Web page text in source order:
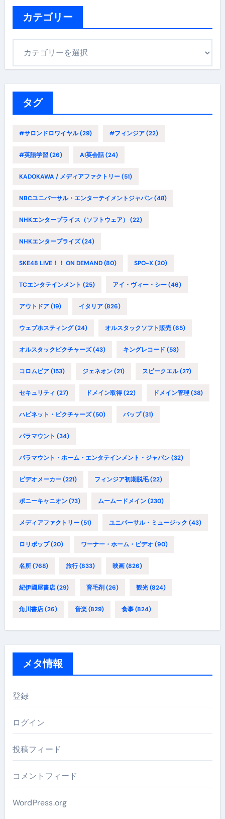
カテゴリー
タグ
#サロンドロワイヤル(29) #フィンジア(22)
#英語学習(26) AI英会話(24)
KADOKAWA / メディアファクトリー(51)
NBCユニバーサル・エンターテイメントジャパン(48)
NHKエンタープライス（ソフトウェア） (22)
NHKエンタープライズ(24)
SKE48 LIVE！！ ON DEMAND(80) SPO-X(20)
TCエンタテインメント (25) アイ・ヴィー・シー(46)
アウトドア(19) イタリア(826)
ウェブホスティング(24) オルスタックソフト販売(65)
オルスタックピクチャーズ(43) キングレコード (53)
コロムビア(153) ジェネオン(21) スピークエル(27)
セキュリティ (27) ドメイン取得(22) ドメイン管理(38)
ハピネット・ピクチャーズ(50) バップ(31)
パラマウント (34)
パラマウント・ホーム・エンタテインメント・ジャパン(32)
ビデオメーカー(221) フィンジア初期脱毛(22)
ポニーキャニオン(73) ムームードメイン(230)
メディアファクトリー(51) ユニバーサル・ミュージック (43)
ロリポップ(20) ワーナー・ホーム・ビデオ (90)
名所(768) 旅行(833) 映画(826)
紀伊國屋書店(29) 育毛剤(26) 観光(824)
角川書店(26) 音楽(829) 食事(824)
メタ情報
登録
ログイン
投稿フィード
コメントフィード
WordPress.org